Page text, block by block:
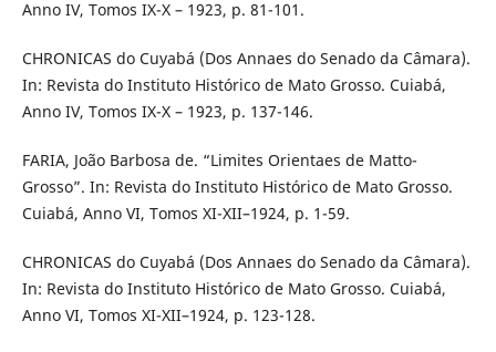
Anno IV, Tomos IX-X – 1923, p. 81-101.
CHRONICAS do Cuyabá (Dos Annaes do Senado da Câmara).
In: Revista do Instituto Histórico de Mato Grosso. Cuiabá,
Anno IV, Tomos IX-X – 1923, p. 137-146.
FARIA, João Barbosa de. “Limites Orientaes de Matto-
Grosso”. In: Revista do Instituto Histórico de Mato Grosso.
Cuiabá, Anno VI, Tomos XI-XII–1924, p. 1-59.
CHRONICAS do Cuyabá (Dos Annaes do Senado da Câmara).
In: Revista do Instituto Histórico de Mato Grosso. Cuiabá,
Anno VI, Tomos XI-XII–1924, p. 123-128.